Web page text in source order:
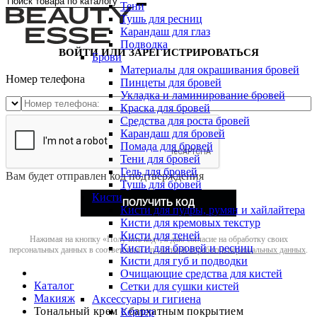
Тени
Тушь для ресниц
Карандаш для глаз
Подводка
Брови
Материалы для окрашивания бровей
Пинцеты для бровей
Укладка и ламинирование бровей
Краска для бровей
Средства для роста бровей
Карандаш для бровей
Помада для бровей
Тени для бровей
Гель для бровей
Тушь для бровей
Кисти
Кисти для пудры, румян и хайлайтера
Кисти для кремовых текстур
Кисти для теней
Кисти для бровей и ресниц
Кисти для губ и подводки
Очищающие средства для кистей
Сетки для сушки кистей
Аксессуары и гигиена
Керлер
ВОЙТИ ИЛИ ЗАРЕГИСТРИРОВАТЬСЯ
Номер телефона
Вам будет отправлен код подтверждения
ПОЛУЧИТЬ КОД
Нажимая на кнопку «Получить код», я даю согласие на обработку своих
персональных данных в соответствии сполитикой обработки персональных данных.
Каталог
Макияж
Тональный крем с бархатным покрытием